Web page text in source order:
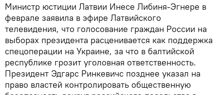
Министр юстиции Латвии Инесе Либиня-Эгнере в
феврале заявила в эфире Латвийского
телевидения, что голосование граждан России на
выборах президента расценивается как поддержка
спецоперации на Украине, за что в балтийской
республике грозит уголовная ответственность.
Президент Эдгарс Ринкевичс позднее указал на
право властей контролировать общественную